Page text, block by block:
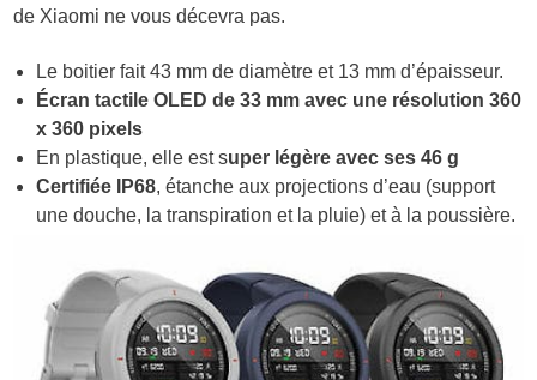
de Xiaomi ne vous décevra pas.
Le boitier fait 43 mm de diamètre et 13 mm d’épaisseur.
Écran tactile OLED de 33 mm avec une résolution 360
x 360 pixels
En plastique, elle est super légère avec ses 46 g
Certifiée IP68, étanche aux projections d’eau (support
une douche, la transpiration et la pluie) et à la poussière.